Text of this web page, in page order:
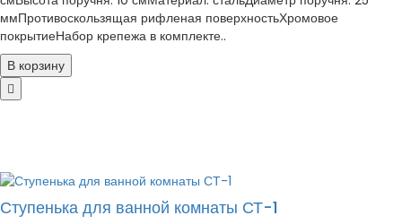
ммПротивоскользящая рифленая поверхностьХромовое
покрытиеНабор крепежа в комплекте..
В корзину
Ступенька для ванной комнаты СТ-1